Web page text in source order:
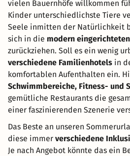
vielen Bauernhöfe willkommen
Kinder unterschiedlichste Tiere
Seele inmitten der Natürlichkeit
sich in die modern
zurückziehen. Soll es ein wenig
verschiedene Familienhotels in
komfortablen Aufenthalten ein.
Schwimmbereiche, Fitness- und
gemütliche Restaurants die
einer faszinierenden Szenerie
Das Beste an unseren
diese immer verschiedene
Je nach Angebot könnte das ein